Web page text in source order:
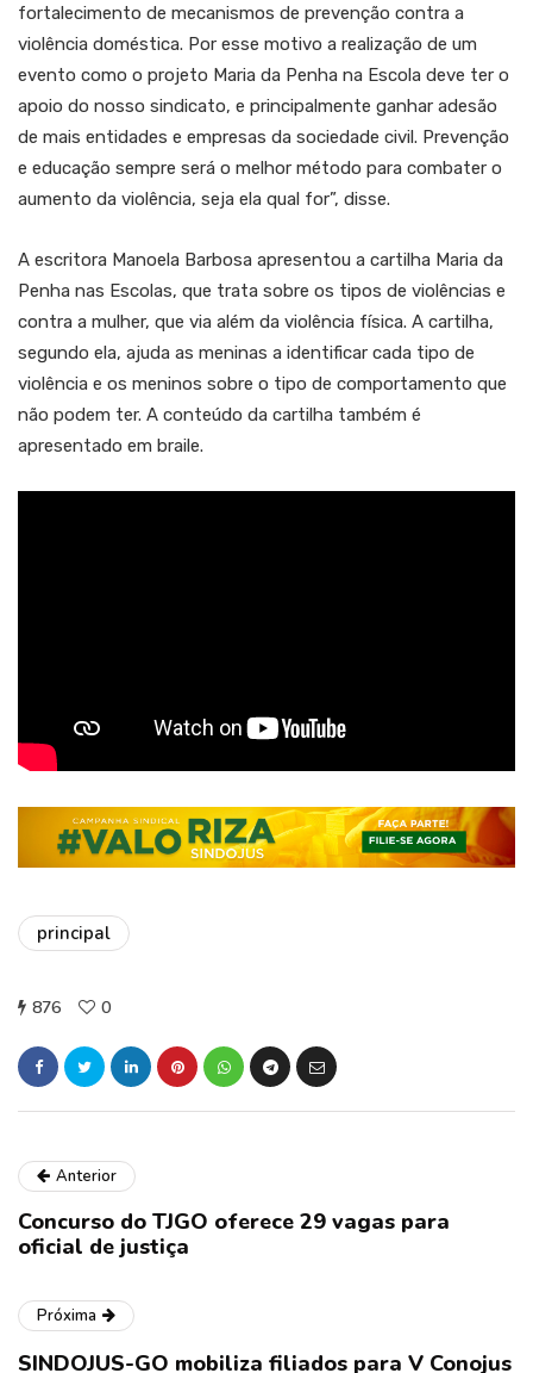
fortalecimento de mecanismos de prevenção contra a
violência doméstica. Por esse motivo a realização de um
evento como o projeto Maria da Penha na Escola deve ter o
apoio do nosso sindicato, e principalmente ganhar adesão
de mais entidades e empresas da sociedade civil. Prevenção
e educação sempre será o melhor método para combater o
aumento da violência, seja ela qual for”, disse.
A escritora Manoela Barbosa apresentou a cartilha Maria da
Penha nas Escolas, que trata sobre os tipos de violências e
contra a mulher, que via além da violência física. A cartilha,
segundo ela, ajuda as meninas a identificar cada tipo de
violência e os meninos sobre o tipo de comportamento que
não podem ter. A conteúdo da cartilha também é
apresentado em braile.
principal
876 0
Anterior
Concurso do TJGO oferece 29 vagas para
oficial de justiça
Próxima
SINDOJUS-GO mobiliza filiados para V Conojus